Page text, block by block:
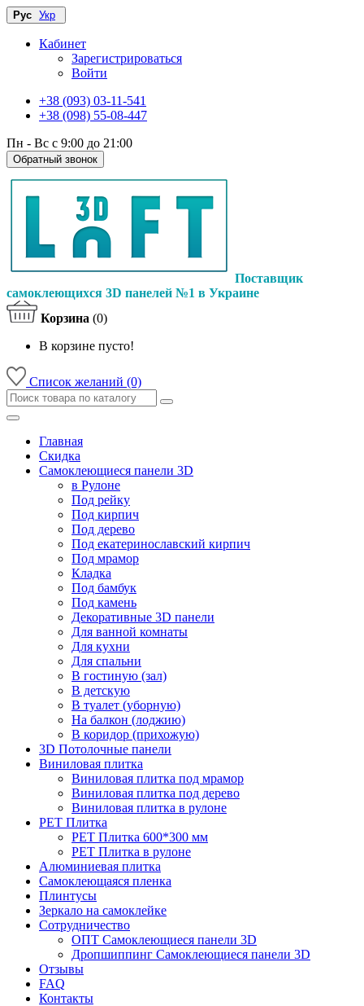
Рус Укр
Кабинет
Зарегистрироваться
Войти
+38 (093) 03-11-541
+38 (098) 55-08-447
Пн - Вс с 9:00 до 21:00
Обратный звонок
Поставщик
самоклеющихся 3D панелей №1 в Украине
Корзина (0)
В корзине пусто!
Список желаний (0)
Главная
Скидка
Самоклеющиеся панели 3D
в Рулоне
Под рейку
Под кирпич
Под дерево
Под екатеринославский кирпич
Под мрамор
Кладка
Под бамбук
Под камень
Декоративные 3D панели
Для ванной комнаты
Для кухни
Для спальни
В гостиную (зал)
В детскую
В туалет (уборную)
На балкон (лоджию)
В коридор (прихожую)
3D Потолочные панели
Виниловая плитка
Виниловая плитка под мрамор
Виниловая плитка под дерево
Виниловая плитка в рулоне
PET Плитка
PET Плитка 600*300 мм
PET Плитка в рулоне
Алюминиевая плитка
Самоклеющаяся пленка
Плинтусы
Зеркало на самоклейке
Сотрудничество
ОПТ Самоклеющиеся панели 3D
Дропшиппинг Самоклеющиеся панели 3D
Отзывы
FAQ
Контакты